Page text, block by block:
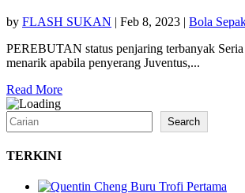
by FLASH SUKAN | Feb 8, 2023 | Bola
PEREBUTAN status penjaring terbanyak
menarik apabila penyerang Juventus,...
Read More
Search Search
TERKINI